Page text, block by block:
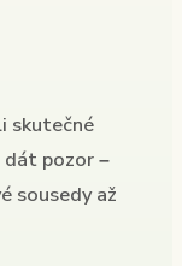
skutečné
dát pozor –
sousedy až